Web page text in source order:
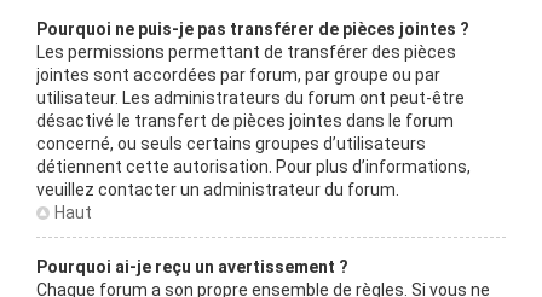
Pourquoi ne puis-je pas transférer de pièces jointes ?
Les permissions permettant de transférer des pièces
jointes sont accordées par forum, par groupe ou par
utilisateur. Les administrateurs du forum ont peut-être
désactivé le transfert de pièces jointes dans le forum
concerné, ou seuls certains groupes d’utilisateurs
détiennent cette autorisation. Pour plus d’informations,
veuillez contacter un administrateur du forum.
Haut
Pourquoi ai-je reçu un avertissement ?
Chaque forum a son propre ensemble de règles. Si vous ne